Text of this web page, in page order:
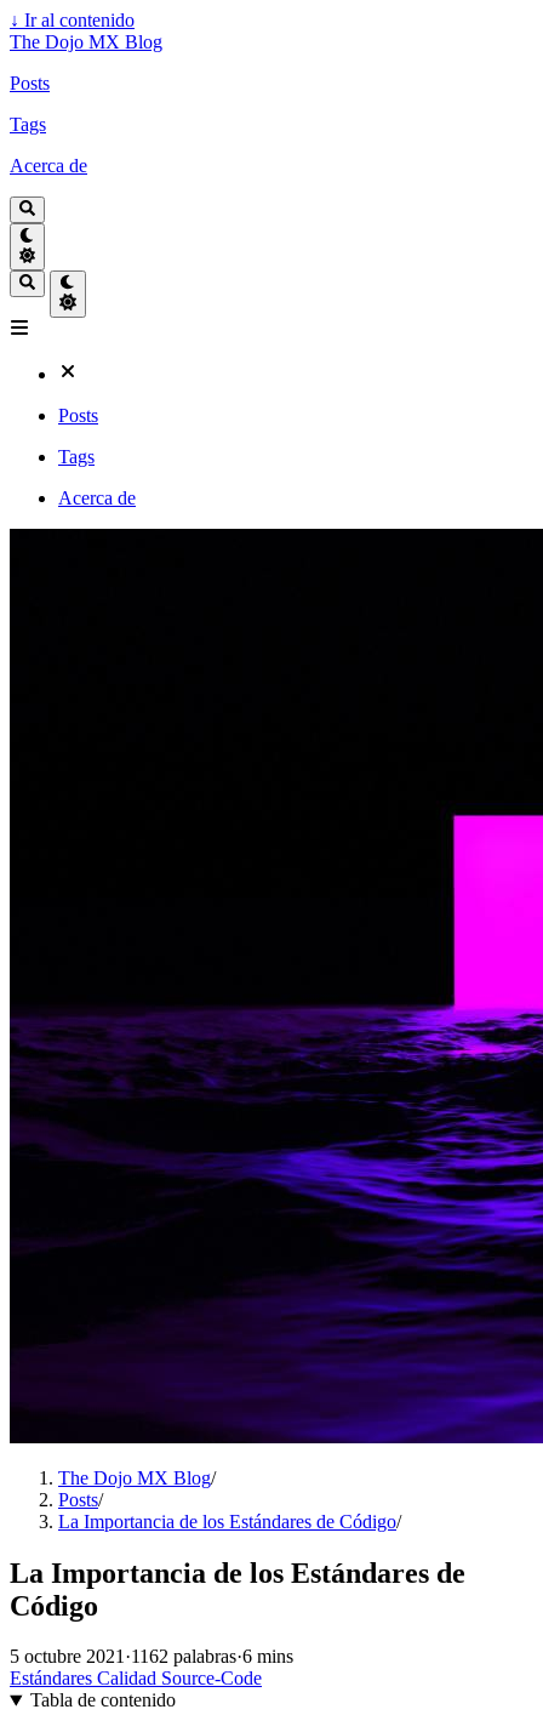
↓ Ir al contenido
The Dojo MX Blog
Posts
Tags
Acerca de
Posts
Tags
Acerca de
The Dojo MX Blog/
Posts/
La Importancia de los Estándares de Código/
La Importancia de los Estándares de
Código
5 octubre 2021·1162 palabras·6 mins
Estándares Calidad Source-Code
Tabla de contenido